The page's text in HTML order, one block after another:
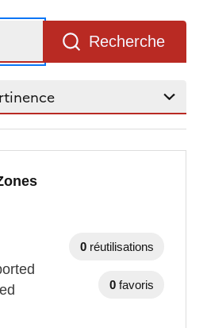
Recherche
0 réutilisations
0 favoris